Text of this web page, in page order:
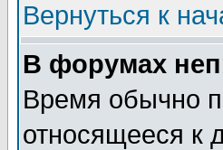
Вернуться к
В форумах
Время обычно
относящееся к